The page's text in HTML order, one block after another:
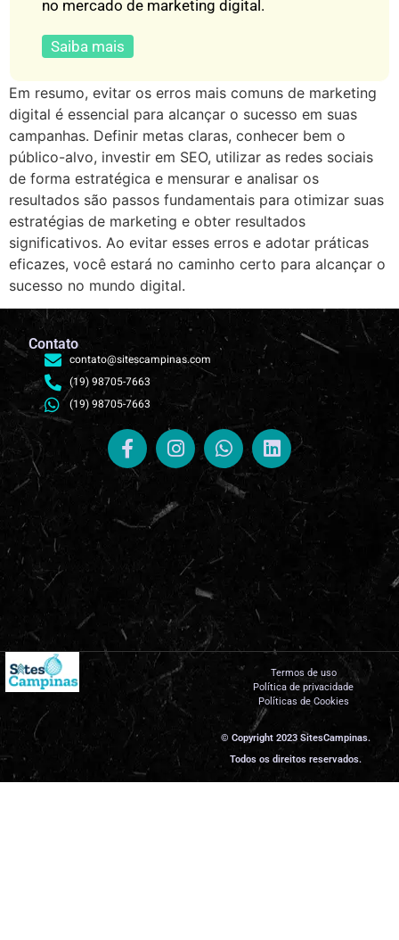
no mercado de marketing digital.
Saiba mais
Em resumo, evitar os erros mais comuns de marketing
digital é essencial para alcançar o sucesso em suas
campanhas. Definir metas claras, conhecer bem o
público-alvo, investir em SEO, utilizar as redes sociais
de forma estratégica e mensurar e analisar os
resultados são passos fundamentais para otimizar suas
estratégias de marketing e obter resultados
significativos. Ao evitar esses erros e adotar práticas
eficazes, você estará no caminho certo para alcançar o
sucesso no mundo digital.
Contato
contato@sitescampinas.com
(19) 98705-7663
(19) 98705-7663
Termos de uso
Política de privacidade
Políticas de Cookies
© Copyright 2023 SitesCampinas.
Todos os direitos reservados.